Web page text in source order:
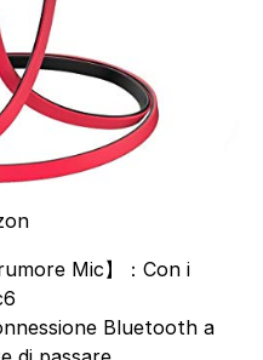
Mic】：Con i
Bluetooth a